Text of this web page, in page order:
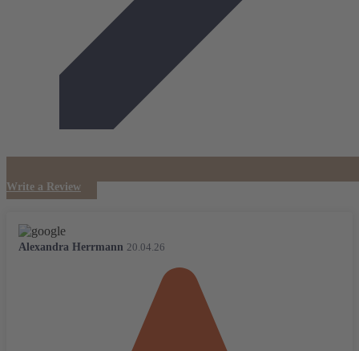
Write a Review
Alexandra Herrmann 20.04.26